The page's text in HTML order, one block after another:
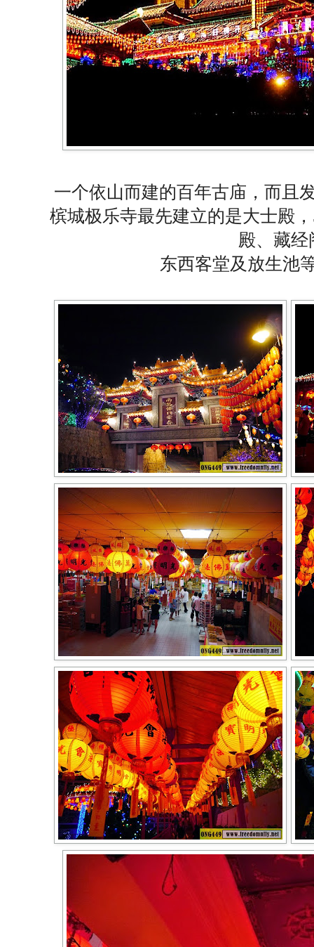
一个依山而建的百年古庙，而且
槟城极乐寺最先建立的是大士殿
殿、藏经
东西客堂及放生池